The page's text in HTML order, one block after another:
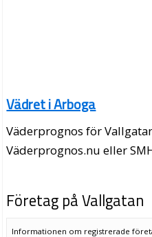
Vädret i Arboga
Väderprognos för
Väderprognos.nu eller
Företag på Vallgatan
Informationen om registrerade